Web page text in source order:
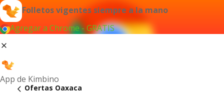
Folletos vigentes siempre a la mano
Agregar a Chrome - GRATIS
App de Kimbino
Ofertas Oaxaca